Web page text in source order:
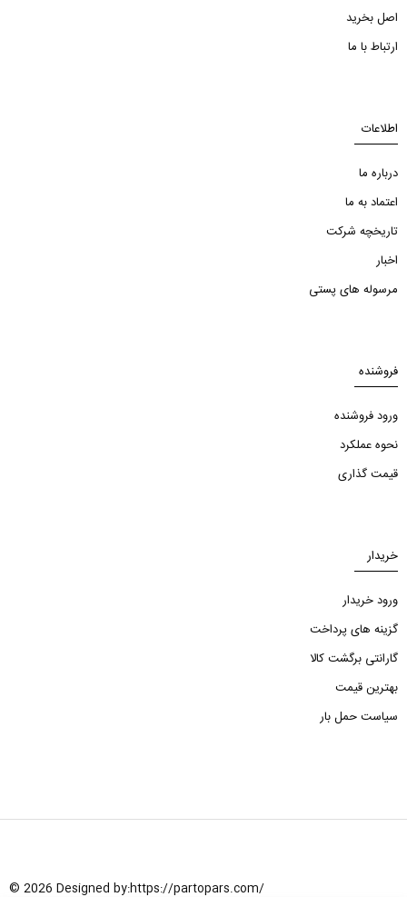
اصل بخرید
ارتباط با ما
اطلاعات
درباره ما
اعتماد به ما
تاریخچه شرکت
اخبار
مرسوله های پستی
فروشنده
ورود فروشنده
نحوه عملکرد
قیمت گذاری
خریدار
ورود خریدار
گزینه های پرداخت
گارانتی برگشت کالا
بهترین قیمت
سیاست حمل بار
© 2026 Designed by:https://partopars.com/